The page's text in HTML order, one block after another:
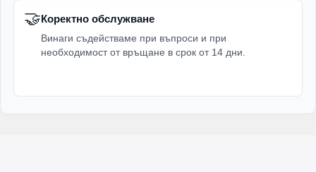
🤝Коректно обслужване
Винаги съдействаме при въпроси и при
необходимост от връщане в срок от 14 дни.